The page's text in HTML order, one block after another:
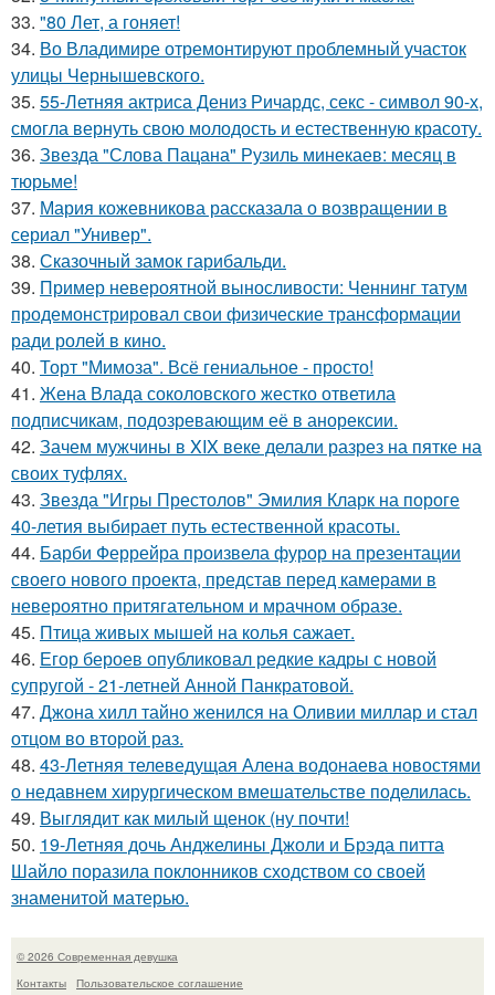
33. "80 Лет, а гоняет!
34. Во Владимире отремонтируют проблемный участок
улицы Чернышевского.
35. 55-Летняя актриса Дениз Ричардс, секс - символ 90-х,
смогла вернуть свою молодость и естественную красоту.
36. Звезда "Слова Пацана" Рузиль минекаев: месяц в
тюрьме!
37. Мария кожевникова рассказала о возвращении в
сериал "Универ".
38. Сказочный замок гарибальди.
39. Пример невероятной выносливости: Ченнинг татум
продемонстрировал свои физические трансформации
ради ролей в кино.
40. Торт "Мимоза". Всё гениальное - просто!
41. Жена Влада соколовского жестко ответила
подписчикам, подозревающим её в анорексии.
42. Зачем мужчины в XIX веке делали разрез на пятке на
своих туфлях.
43. Звезда "Игры Престолов" Эмилия Кларк на пороге
40-летия выбирает путь естественной красоты.
44. Барби Феррейра произвела фурор на презентации
своего нового проекта, представ перед камерами в
невероятно притягательном и мрачном образе.
45. Птица живых мышей на колья сажает.
46. Егор бероев опубликовал редкие кадры с новой
супругой - 21-летней Анной Панкратовой.
47. Джона хилл тайно женился на Оливии миллар и стал
отцом во второй раз.
48. 43-Летняя телеведущая Алена водонаева новостями
о недавнем хирургическом вмешательстве поделилась.
49. Выглядит как милый щенок (ну почти!
50. 19-Летняя дочь Анджелины Джоли и Брэда питта
Шайло поразила поклонников сходством со своей
знаменитой матерью.
© 2026 Современная девушка
Контакты
Пользовательское соглашение